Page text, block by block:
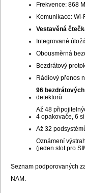
Frekvence: 868
Komunikace: Wi-
Vestavěná
Integrované
Obousměrná
Bezdrátový
Rádiový přenos
96
detektorů
Až 48
4 opakovače, 6
Až 32
Oznámení
(jeden slot pro
Seznam podporovaných
NAM.